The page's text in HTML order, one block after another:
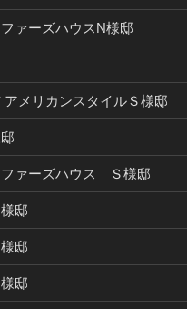
ァーズハウスN様邸
アメリカンスタイルＳ様邸
ファーズハウス Ｓ様邸
邸
邸
邸